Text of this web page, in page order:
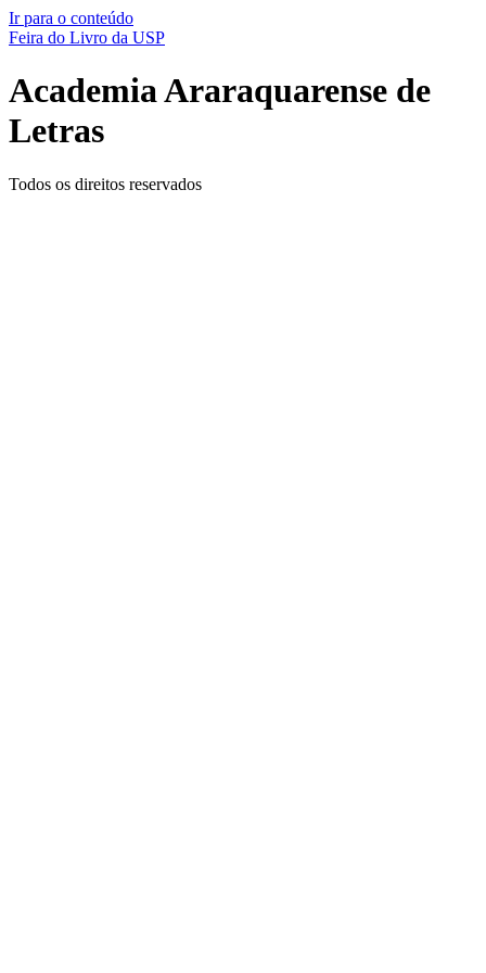
Ir para o conteúdo
Feira do Livro da USP
Academia Araraquarense de
Letras
Todos os direitos reservados